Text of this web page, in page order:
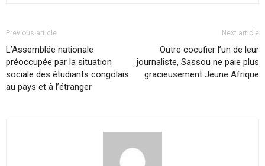
Previous article
L’Assemblée nationale
préoccupée par la situation
sociale des étudiants congolais
au pays et à l’étranger
Next article
Outre cocufier l’un de leur
journaliste, Sassou ne paie plus
gracieusement Jeune Afrique